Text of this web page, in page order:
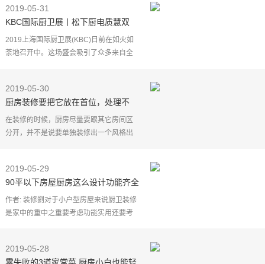
个精致小仙女无
2019-05-31
KBC国际厨卫展丨松下厨电质慧双
全，让你畅享未来生活
2019上海国际厨卫展(KBC)日前在如火如
荼地召开中。这场盛会吸引了众多来自全
让许多参会者和粉丝
2019-05-30
厨房装修要把它放在首位，处理不
好，小心全成为做饭的阻碍！
在装修的时候，厨房尽量要跟其它房间区
分开，并不是说要单独装修出一个风格出
是要把实用性放在
2019-05-29
90平以下房屋厨房这么设计功能齐全
还可以省3万预算
作者: 装修劉对于小户型房屋来说厨卫装修
是家中的重中之重要考虑功能实用还要考
子厨房设计要遵
2019-05-28
零失败的3道家常菜 厨房小白也能轻